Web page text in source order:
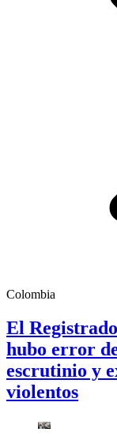
Colombia
El
hubo error
escrutinio y
violentos